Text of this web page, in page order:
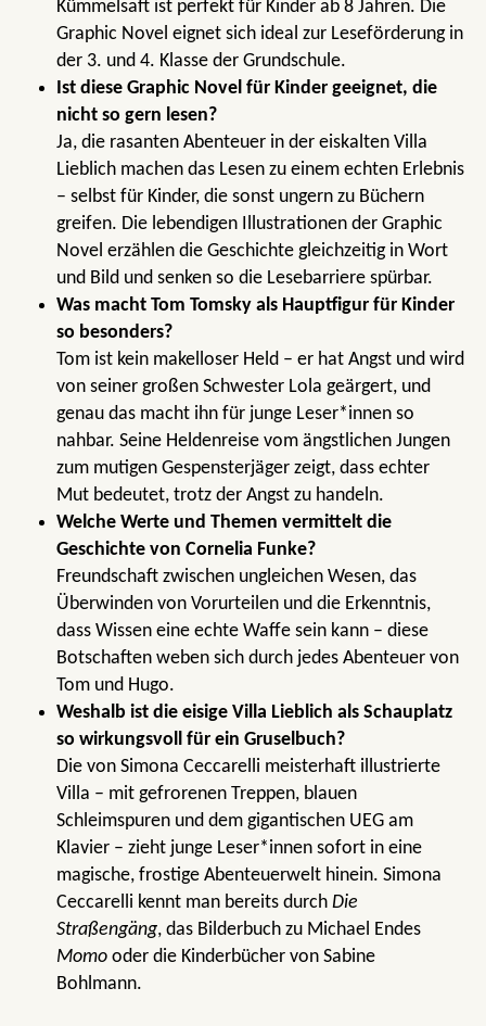
Kümmelsaft ist perfekt für Kinder ab 8 Jahren. Die
Graphic Novel eignet sich ideal zur Leseförderung in
der 3. und 4. Klasse der Grundschule.
Ist diese Graphic Novel für Kinder geeignet, die
nicht so gern lesen?
Ja, die rasanten Abenteuer in der eiskalten Villa
Lieblich machen das Lesen zu einem echten Erlebnis
– selbst für Kinder, die sonst ungern zu Büchern
greifen. Die lebendigen Illustrationen der Graphic
Novel erzählen die Geschichte gleichzeitig in Wort
und Bild und senken so die Lesebarriere spürbar.
Was macht Tom Tomsky als Hauptfigur für Kinder
so besonders?
Tom ist kein makelloser Held – er hat Angst und wird
von seiner großen Schwester Lola geärgert, und
genau das macht ihn für junge Leser*innen so
nahbar. Seine Heldenreise vom ängstlichen Jungen
zum mutigen Gespensterjäger zeigt, dass echter
Mut bedeutet, trotz der Angst zu handeln.
Welche Werte und Themen vermittelt die
Geschichte von Cornelia Funke?
Freundschaft zwischen ungleichen Wesen, das
Überwinden von Vorurteilen und die Erkenntnis,
dass Wissen eine echte Waffe sein kann – diese
Botschaften weben sich durch jedes Abenteuer von
Tom und Hugo.
Weshalb ist die eisige Villa Lieblich als Schauplatz
so wirkungsvoll für ein Gruselbuch?
Die von Simona Ceccarelli meisterhaft illustrierte
Villa – mit gefrorenen Treppen, blauen
Schleimspuren und dem gigantischen UEG am
Klavier – zieht junge Leser*innen sofort in eine
magische, frostige Abenteuerwelt hinein. Simona
Ceccarelli kennt man bereits durch Die
Straßengäng, das Bilderbuch zu Michael Endes
Momo oder die Kinderbücher von Sabine
Bohlmann.